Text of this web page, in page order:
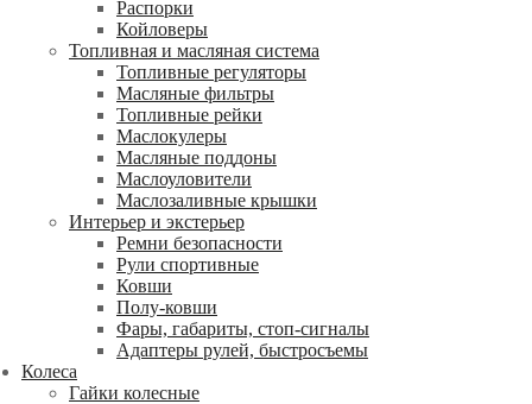
Распорки
Койловеры
Топливная и масляная система
Топливные регуляторы
Масляные фильтры
Топливные рейки
Маслокулеры
Масляные поддоны
Маслоуловители
Маслозаливные крышки
Интерьер и экстерьер
Ремни безопасности
Рули спортивные
Ковши
Полу-ковши
Фары, габариты, стоп-сигналы
Адаптеры рулей, быстросъемы
Колеса
Гайки колесные